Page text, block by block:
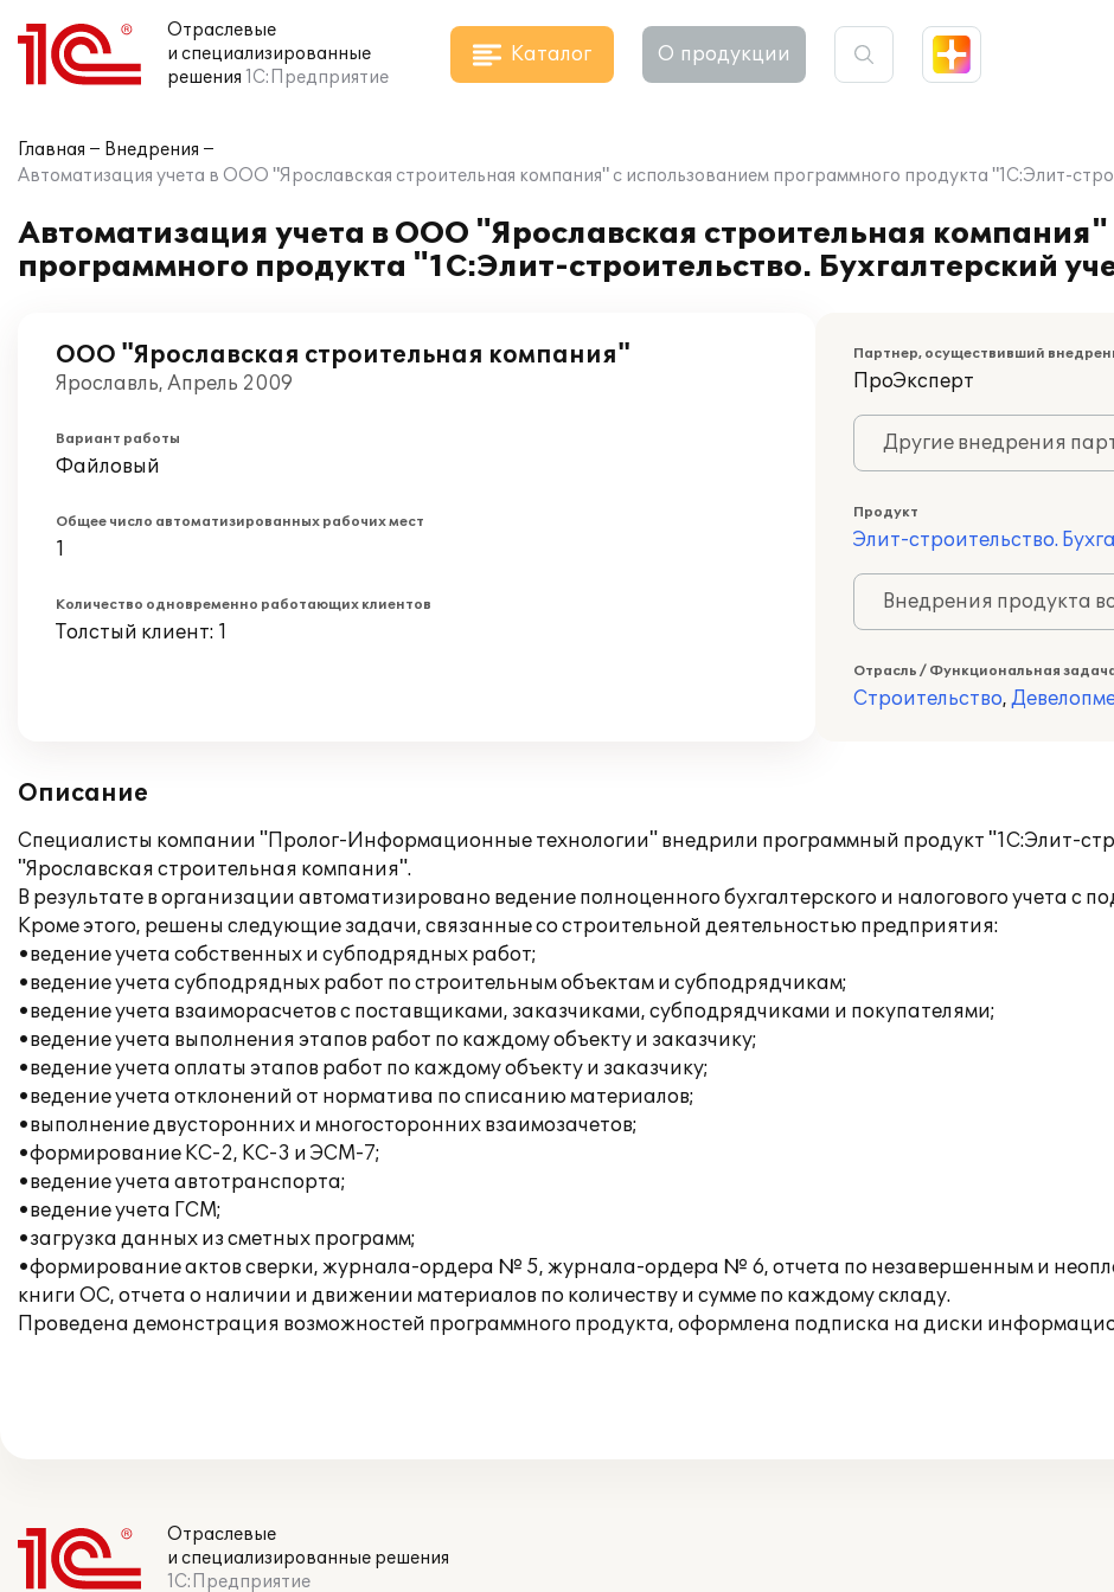
Отраслевые
и специализированные
решения 1С:Предприятие
Каталог О продукции
Главная
Внедрения
Автоматизация учета в ООО "Ярославская строительная компания" с использованием программного продукта "1С:Элит-
Автоматизация учета в ООО "Ярославская строительная компания"
программного продукта "1С:Элит-строительство. Бухгалтерский
ООО "Ярославская строительная компания"
Ярославль, Апрель 2009
Вариант работы
Файловый
Общее число автоматизированных рабочих мест
1
Количество одновременно работающих клиентов
Толстый клиент: 1
Партнер, осуществивший
ПроЭксперт
Другие внедрения
Продукт
Элит-строительство.
Внедрения продукта
Отрасль / Функциональная
Строительство,
Описание
Специалисты компании "Пролог-Информационные технологии" внедрили программный продукт "1С:Элит-
"Ярославская строительная компания".
В результате в организации автоматизировано ведение полноценного бухгалтерского и налогового учета с
Кроме этого, решены следующие задачи, связанные со строительной деятельностью предприятия:
•ведение учета собственных и субподрядных работ;
•ведение учета субподрядных работ по строительным объектам и субподрядчикам;
•ведение учета взаиморасчетов с поставщиками, заказчиками, субподрядчиками и покупателями;
•ведение учета выполнения этапов работ по каждому объекту и заказчику;
•ведение учета оплаты этапов работ по каждому объекту и заказчику;
•ведение учета отклонений от норматива по списанию материалов;
•выполнение двусторонних и многосторонних взаимозачетов;
•формирование КС-2, КС-3 и ЭСМ-7;
•ведение учета автотранспорта;
•ведение учета ГСМ;
•загрузка данных из сметных программ;
•формирование актов сверки, журнала-ордера № 5, журнала-ордера № 6, отчета по незавершенным и
книги ОС, отчета о наличии и движении материалов по количеству и сумме по каждому складу.
Проведена демонстрация возможностей программного продукта, оформлена подписка на диски
Отраслевые
и специализированные решения
1С:Предприятие